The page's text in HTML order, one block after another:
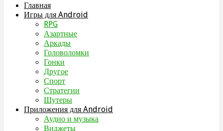
Главная
Игры для Android
RPG
Азартные
Аркады
Головоломки
Гонки
Другое
Спорт
Стратегии
Шутеры
Приложения для Android
Аудио и музыка
Виджеты